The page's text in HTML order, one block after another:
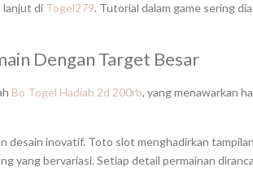
lanjut di Togel279. Tutorial dalam game sering
Dengan Target Besar
Bo Togel Hadiah 2d 200rb, yang menawarkan
inovatif. Toto slot menghadirkan
yang bervariasi. Setiap detail permainan